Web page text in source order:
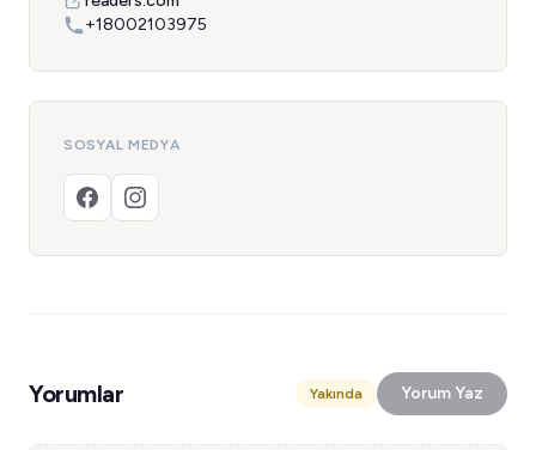
+18002103975
SOSYAL MEDYA
Yorumlar Yakında Yorum Yaz